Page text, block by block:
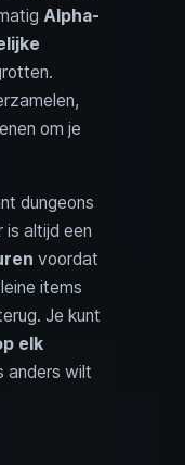
Alpha-
om je
dungeons
is altijd een
voordat
items
Je kunt
elk
anders wilt